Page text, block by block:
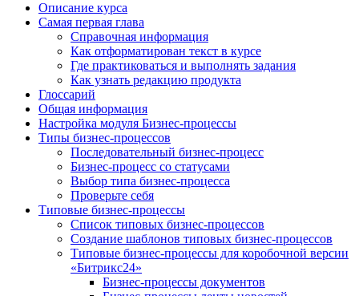
Описание курса
Самая первая глава
Справочная информация
Как отформатирован текст в курсе
Где практиковаться и выполнять задания
Как узнать редакцию продукта
Глоссарий
Общая информация
Настройка модуля Бизнес-процессы
Типы бизнес-процессов
Последовательный бизнес-процесс
Бизнес-процесс со статусами
Выбор типа бизнес-процесса
Проверьте себя
Типовые бизнес-процессы
Список типовых бизнес-процессов
Создание шаблонов типовых бизнес-процессов
Типовые бизнес-процессы для коробочной версии
«Битрикс24»
Бизнес-процессы документов